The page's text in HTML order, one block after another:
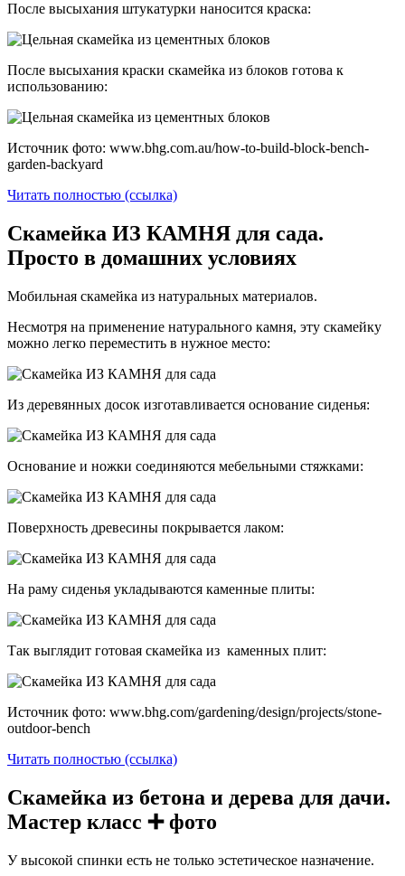
После высыхания штукатурки наносится краска:
После высыхания краски скамейка из блоков готова к
использованию:
Источник фото: www.bhg.com.au/how-to-build-block-bench-
garden-backyard
Читать полностью (ссылка)
Скамейка ИЗ КАМНЯ для сада.
Просто в домашних условиях
Мобильная скамейка из натуральных материалов.
Несмотря на применение натурального камня, эту скамейку
можно легко переместить в нужное место:
Из деревянных досок изготавливается основание сиденья:
Основание и ножки соединяются мебельными стяжками:
Поверхность древесины покрывается лаком:
На раму сиденья укладываются каменные плиты:
Так выглядит готовая скамейка из каменных плит:
Источник фото: www.bhg.com/gardening/design/projects/stone-
outdoor-bench
Читать полностью (ссылка)
Скамейка из бетона и дерева для дачи.
Мастер класс ➕ фото
У высокой спинки есть не только эстетическое назначение.